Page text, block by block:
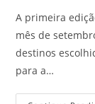
A primeira
mês de
destinos
para a…